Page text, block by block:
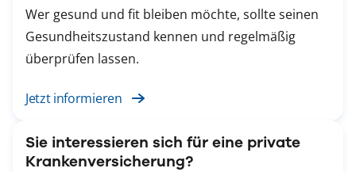
Wer gesund und fit bleiben möchte, sollte seinen
Gesundheitszustand kennen und regelmäßig
überprüfen lassen.
Jetzt informieren
Sie interessieren sich für eine private
Krankenversicherung?